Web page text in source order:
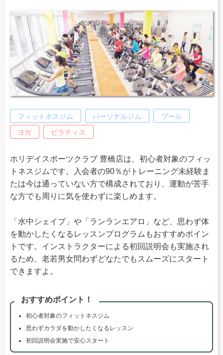
フィットネスジム パーソナルジム プール
ヨガ ピラティス
ホリデイスポーツクラブ 豊橋店は、初心者対象のフィッ
トネスジムです。入会者の90％がトレーニング未経験ま
たは今は通っていない方で構成されており、運動が苦手
な方でも周りに気を使わずに楽しめます。
「水中シェイプ」や「ランランエアロ」など、思わず体
を動かしたくなるレッスンプログラムもおすすめポイン
トです。インストラクターによる初回説明会も実施され
るため、老若男女問わずどなたでもスムーズにスタート
できますよ。
おすすめポイント！
初心者対象のフィットネスジム
思わずカラダを動かしたくなるレッスン
初回説明会実施で安心スタート